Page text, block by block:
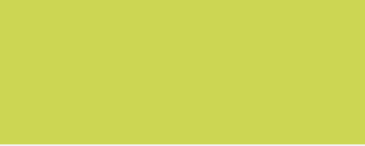
Ruta del sitio